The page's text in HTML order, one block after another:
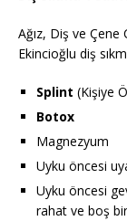
Ağız, Diş ve Çene
Ekincioğlu diş
Splint (Kişiye
Botox
Magnezyum
Uyku öncesi
Uyku öncesi
rahat ve boş